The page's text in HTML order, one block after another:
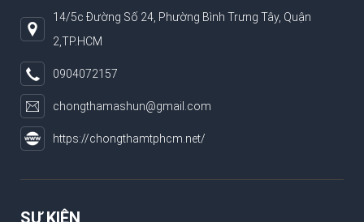
14/5c Đường Số 24, Phường Bình Trưng Tây, Quận
2,TP.HCM
0904072157
chongthamashun@gmail.com
https://chongthamtphcm.net/
SỰ KIỆN